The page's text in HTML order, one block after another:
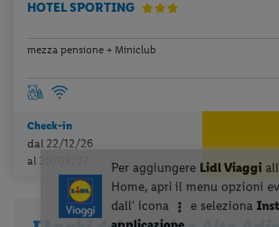
HOTEL SPORTING
mezza pensione + Miniclub
Check-in
dal 22/12/26
al 30/03/27